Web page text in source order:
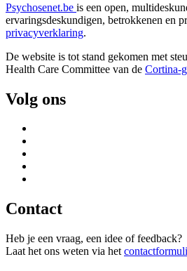
Psychosenet.be is een open,
ervaringsdeskundigen, betrokkenen en
privacyverklaring.
De website is tot stand gekomen met
Health Care Committee van de Cortina-
Volg ons
Contact
Heb je een vraag, een idee of feedback?
Laat het ons weten via het